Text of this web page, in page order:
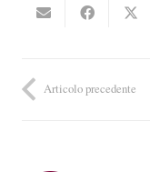
Articolo precedente